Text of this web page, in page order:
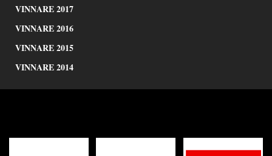
VINNARE 2017
VINNARE 2016
VINNARE 2015
VINNARE 2014